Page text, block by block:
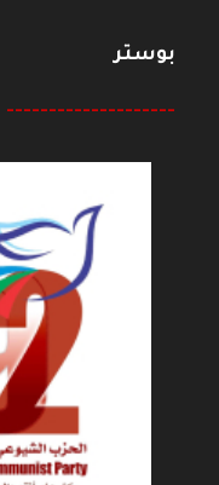
بوستر
--------------------